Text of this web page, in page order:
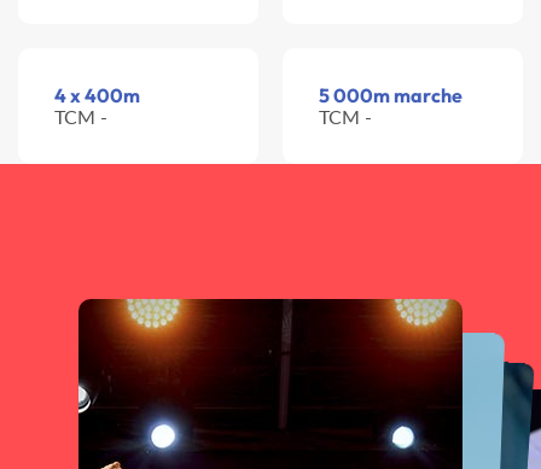
4 x 400m
TCM -
5 000m marche
TCM -